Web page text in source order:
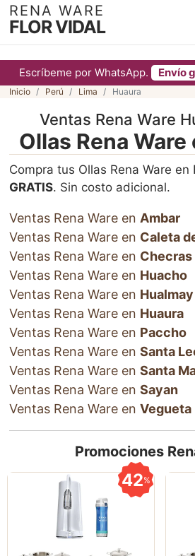
Escríbeme por WhatsApp. Envío
RENA WARE
FLOR VIDAL
Inicio Perú Lima Huaura
Ventas Rena Ware
Ollas Rena Ware
Compra tus Ollas Rena Ware en
GRATIS. Sin costo adicional.
Ventas Rena Ware en Ambar
Ventas Rena Ware en Caleta
Ventas Rena Ware en Checras
Ventas Rena Ware en Huacho
Ventas Rena Ware en Hualmay
Ventas Rena Ware en Huaura
Ventas Rena Ware en Paccho
Ventas Rena Ware en Santa
Ventas Rena Ware en Santa
Ventas Rena Ware en Sayan
Ventas Rena Ware en Vegueta
Promociones
42%